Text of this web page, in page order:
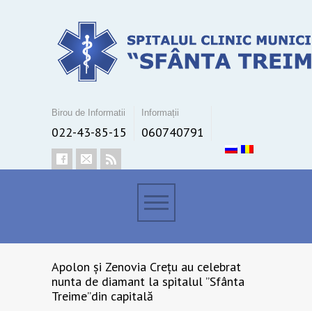
Birou de Informatii
022-43-85-15
Informații
060740791
Apolon și Zenovia Crețu au celebrat
nunta de diamant la spitalul ”Sfânta
Treime”din capitală